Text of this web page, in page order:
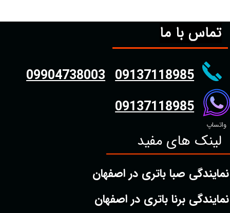
تماس با ما
واتساپ
09904738003 09137118985
09137118985
لینک های مفید
نمایندگی صبا باتری در اصفهان
نمایندگی برنا باتری در اصفهان